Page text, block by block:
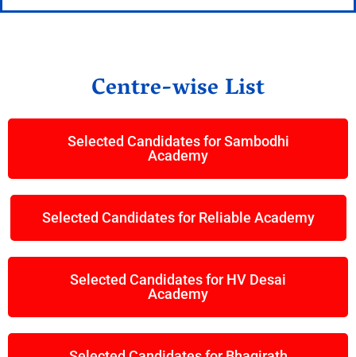
Centre-wise List
Selected Candidates for Sambodhi
Academy
Selected Candidates for Reliable Academy
Selected Candidates for HV Desai
Academy